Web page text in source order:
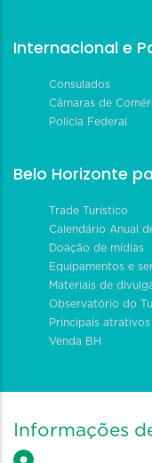
Internacional e
Consulados
Câmaras de
Polícia Federal
Belo Horizonte
Trade Turístico
Calendário Anual
Doação de mídias
Equipamentos e
Materiais de
Observatório do
Principais atrativos
Venda BH
Informações